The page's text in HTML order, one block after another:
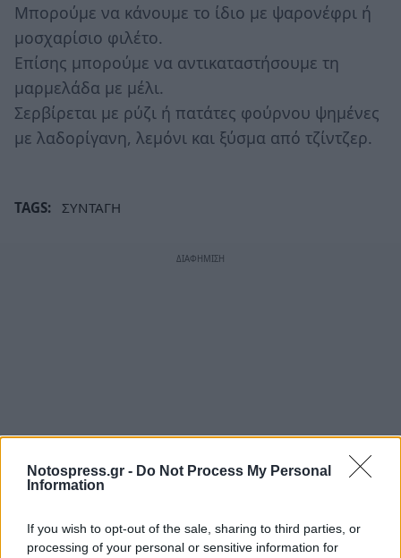
Notospress.gr - Do Not Process My Personal
Information
If you wish to opt-out of the sale, sharing to third parties, or
processing of your personal or sensitive information for
Μπορούμε να κάνουμε το ίδιο με ψαρονέφρι ή
μοσχαρίσιο φιλέτο.
Επίσης μπορούμε να αντικαταστήσουμε τη
μαρμελάδα με μέλι.
Σερβίρεται με ρύζι ή πατάτες φούρνου ψημένες
με λαδορίγανη, λεμόνι και ξύσμα από τζίντζερ.
TAGS: ΣΥΝΤΑΓΗ